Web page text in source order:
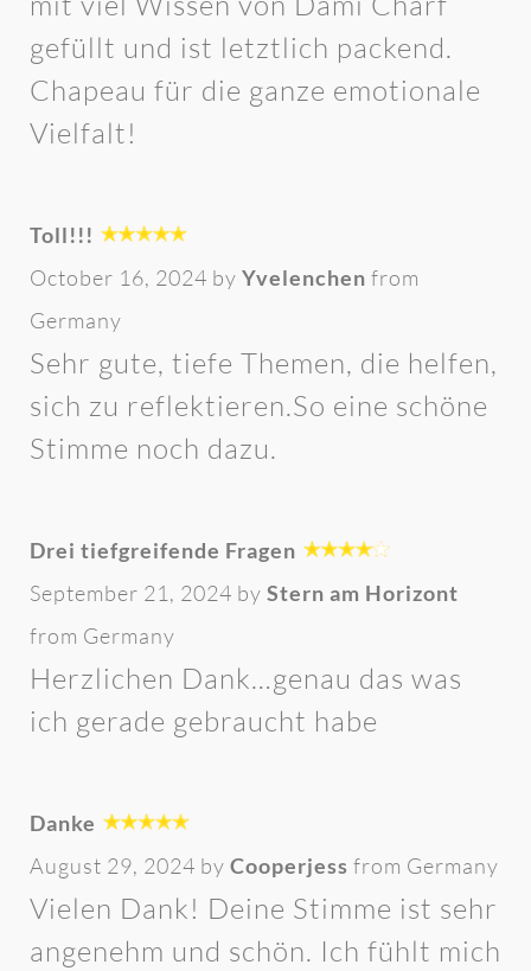
gefüllt und ist letztlich packend.
Chapeau für die ganze emotionale
Vielfalt!
Toll!!!
October 16, 2024 by Yvelenchen from
Germany
Sehr gute, tiefe Themen, die helfen,
sich zu reflektieren.So eine schöne
Stimme noch dazu.
Drei tiefgreifende Fragen
September 21, 2024 by Stern am Horizont
from Germany
Herzlichen Dank…genau das was
ich gerade gebraucht habe
Danke
August 29, 2024 by Cooperjess from Germany
Vielen Dank! Deine Stimme ist sehr
angenehm und schön. Ich fühlt mich